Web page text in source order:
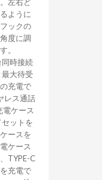
ように
ックの
度に調
。
時接続
大待受
充電で
レス通話
ケース
ットを
ースを
ケース
TYPE-C
充電で